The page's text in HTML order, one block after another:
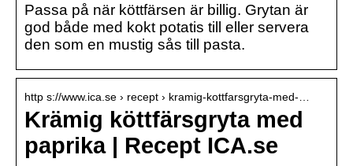
Passa på när köttfärsen är billig. Grytan är
god både med kokt potatis till eller servera
den som en mustig sås till pasta.
http s://www.ica.se › recept › kramig-kottfarsgryta-med-…
Krämig köttfärsgryta med
paprika | Recept ICA.se